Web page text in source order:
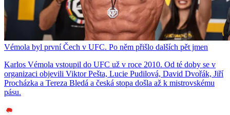
Vémola byl první Čech v UFC. Po něm přišlo dalších pět jmen
Karlos Vémola vstoupil do UFC už v roce 2010. Od té doby se v
organizaci objevili Viktor Pešta, Lucie Pudilová, David Dvořák, Jiří
Procházka a Tereza Bledá a česká stopa došla až k mistrovskému
pásu.